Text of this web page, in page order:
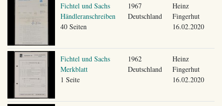
Fichtel und Sachs
Händleranschreiben
40 Seiten
1967
Deutschland
Heinz
Fingerhut
16.02.2020
Fichtel und Sachs
Merkblatt
1 Seite
1962
Deutschland
Heinz
Fingerhut
16.02.2020